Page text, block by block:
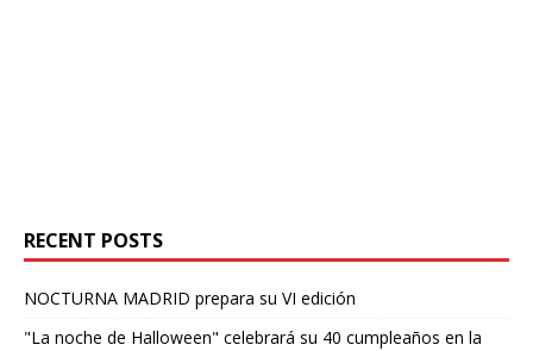
RECENT POSTS
NOCTURNA MADRID prepara su VI edición
"La noche de Halloween" celebrará su 40 cumpleaños en la